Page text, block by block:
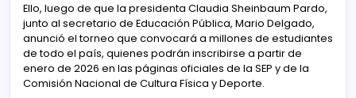
Ello, luego de que la presidenta Claudia Sheinbaum Pardo,
junto al secretario de Educación Pública, Mario Delgado,
anunció el torneo que convocará a millones de estudiantes
de todo el país, quienes podrán inscribirse a partir de
enero de 2026 en las páginas oficiales de la SEP y de la
Comisión Nacional de Cultura Física y Deporte.